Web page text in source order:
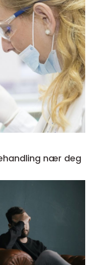
trygg behandling nær deg